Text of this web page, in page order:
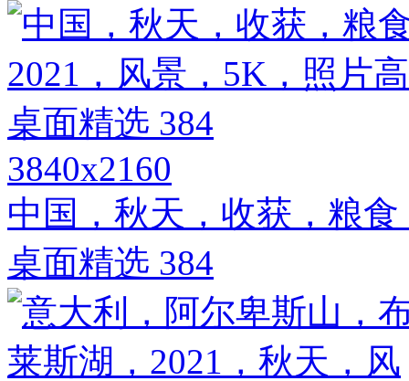
3840x2160
中国，秋天，收获，粮
桌面精选 384